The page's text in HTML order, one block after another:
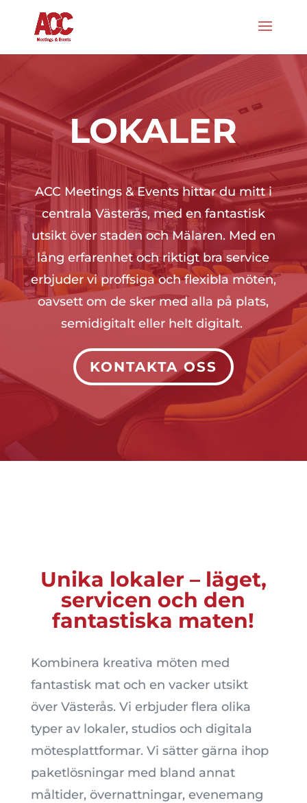
LOKALER
ACC Meetings & Events hittar du mitt i
centrala Västerås, med en fantastisk
utsikt över staden och Mälaren. Med en
lång erfarenhet och riktigt bra service
erbjuder vi proffsiga och flexibla möten,
oavsett om de sker med alla på plats,
semidigitalt eller helt digitalt.
KONTAKTA OSS
Unika lokaler – läget,
servicen och den
fantastiska maten!
Kombinera kreativa möten med
fantastisk mat och en vacker utsikt
över Västerås. Vi erbjuder flera olika
typer av lokaler, studios och digitala
mötesplattformar. Vi sätter gärna ihop
paketlösningar med bland annat
måltider, övernattningar, evenemang